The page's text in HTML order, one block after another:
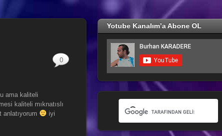
ama kaliteli
kaliteli mıknatıslı
iyi
0
Yotube Kanalım’a Abone OL